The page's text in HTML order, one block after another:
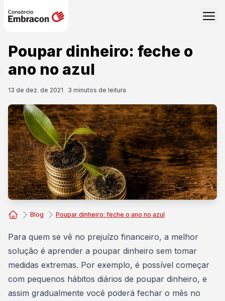
Poupar dinheiro: feche o
ano no azul
13 de dez. de 2021 3 minutos de leitura
Blog Poupar dinheiro: feche o ano no azul
Para quem se vê no prejuízo financeiro, a melhor
solução é aprender a poupar dinheiro sem tomar
medidas extremas. Por exemplo, é possível começar
com pequenos hábitos diários de poupar dinheiro, e
assim gradualmente você poderá fechar o mês no